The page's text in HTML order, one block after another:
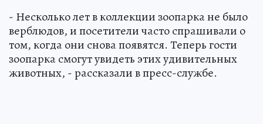
- Несколько лет в коллекции зоопарка не было
верблюдов, и посетители часто спрашивали о
том, когда они снова появятся. Теперь гости
зоопарка смогут увидеть этих удивительных
животных, - рассказали в пресс-службе.